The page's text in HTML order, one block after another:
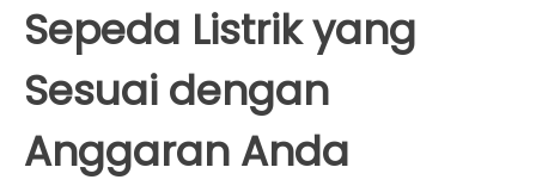
Sepeda Listrik yang
Sesuai dengan
Anggaran Anda